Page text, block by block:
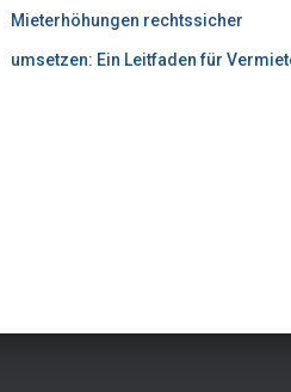
Mieterhöhungen rechtssicher
umsetzen: Ein Leitfaden für